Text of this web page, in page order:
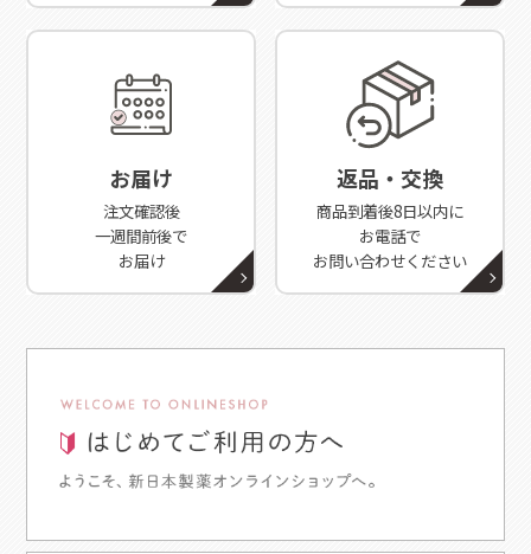
お届け
注文確認後
一週間前後で
お届け
返品・交換
商品到着後8日以内に
お電話で
お問い合わせください